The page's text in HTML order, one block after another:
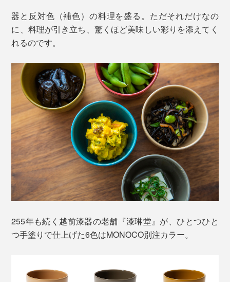
器と反対色（補色）の料理を盛る。ただそれだけなの
に、料理が引き立ち、驚くほど美味しい彩りを添えてく
れるのです。
255年も続く越前漆器の老舗『漆琳堂』が、ひとつひと
つ手塗りで仕上げた6色はMONOCO別注カラー。